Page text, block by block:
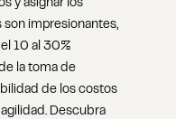
y asignar los
son impresionantes,
10 al 30%
la toma de
de los costos
Descubra